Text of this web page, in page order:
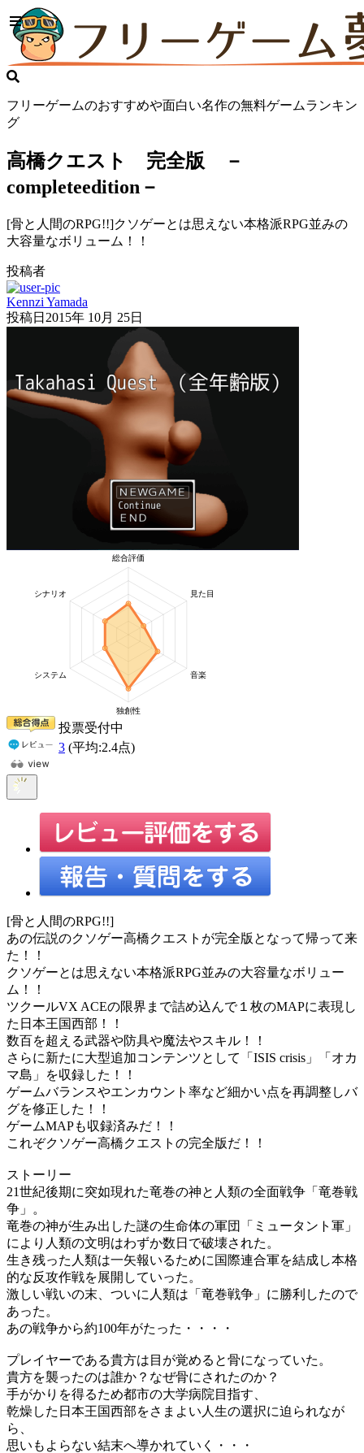
フリーゲームのおすすめや面白い名作の無料ゲームランキン
グ
高橋クエスト 完全版 －
completeedition－
[骨と人間のRPG!!]クソゲーとは思えない本格派RPG並みの
大容量なボリューム！！
投稿者
Kennzi Yamada
投稿日 2015年 10月 25日
投票受付中
3 (平均:2.4点)
[骨と人間のRPG!!]
あの伝説のクソゲー高橋クエストが完全版となって帰って来
た！！
クソゲーとは思えない本格派RPG並みの大容量なボリュー
ム！！
ツクールVX ACEの限界まで詰め込んで１枚のMAPに表現し
た日本王国西部！！
数百を超える武器や防具や魔法やスキル！！
さらに新たに大型追加コンテンツとして「ISIS crisis」「オカ
マ島」を収録した！！
ゲームバランスやエンカウント率など細かい点を再調整しバ
グを修正した！！
ゲームMAPも収録済みだ！！
これぞクソゲー高橋クエストの完全版だ！！
ストーリー
21世紀後期に突如現れた竜巻の神と人類の全面戦争「竜巻戦
争」。
竜巻の神が生み出した謎の生命体の軍団「ミュータント軍」
により人類の文明はわずか数日で破壊された。
生き残った人類は一矢報いるために国際連合軍を結成し本格
的な反攻作戦を展開していった。
激しい戦いの末、ついに人類は「竜巻戦争」に勝利したので
あった。
あの戦争から約100年がたった・・・・
プレイヤーである貴方は目が覚めると骨になっていた。
貴方を襲ったのは誰か？なぜ骨にされたのか？
手がかりを得るため都市の大学病院目指す、
乾燥した日本王国西部をさまよい人生の選択に迫られなが
ら、
思いもよらない結末へ導かれていく・・・